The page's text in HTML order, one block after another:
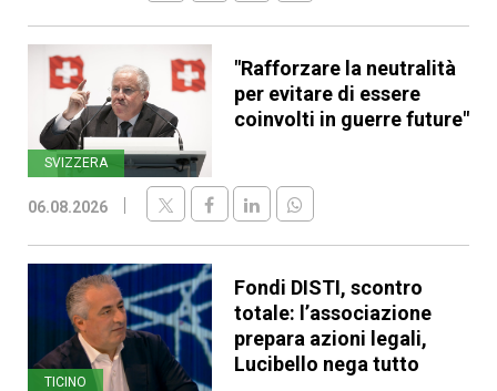
SVIZZERA
"Rafforzare la neutralità
per evitare di essere
coinvolti in guerre future"
06.08.2026
TICINO
Fondi DISTI, scontro
totale: l’associazione
prepara azioni legali,
Lucibello nega tutto